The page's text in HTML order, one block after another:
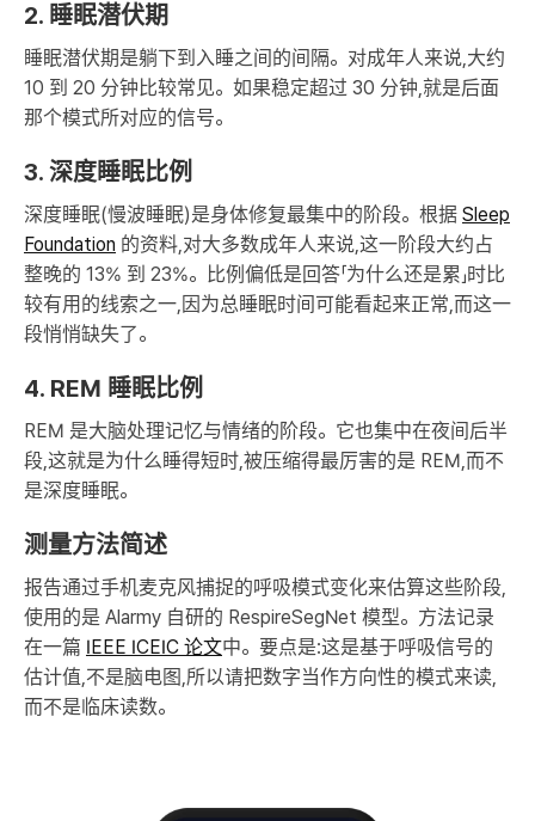
2. 睡眠潜伏期
睡眠潜伏期是躺下到入睡之间的间隔。对成年人来说,大约
10 到 20 分钟比较常见。如果稳定超过 30 分钟,就是后面
那个模式所对应的信号。
3. 深度睡眠比例
深度睡眠(慢波睡眠)是身体修复最集中的阶段。根据 Sleep
Foundation 的资料,对大多数成年人来说,这一阶段大约占
整晚的 13% 到 23%。比例偏低是回答「为什么还是累」时比
较有用的线索之一,因为总睡眠时间可能看起来正常,而这一
段悄悄缺失了。
4. REM 睡眠比例
REM 是大脑处理记忆与情绪的阶段。它也集中在夜间后半
段,这就是为什么睡得短时,被压缩得最厉害的是 REM,而不
是深度睡眠。
测量方法简述
报告通过手机麦克风捕捉的呼吸模式变化来估算这些阶段,
使用的是 Alarmy 自研的 RespireSegNet 模型。方法记录
在一篇 IEEE ICEIC 论文中。要点是:这是基于呼吸信号的
估计值,不是脑电图,所以请把数字当作方向性的模式来读,
而不是临床读数。